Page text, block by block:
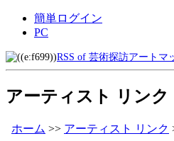
簡単ログイン
PC
RSS of 芸術探訪アートマ
アーティスト リンク
ホーム >> アーティスト リンク